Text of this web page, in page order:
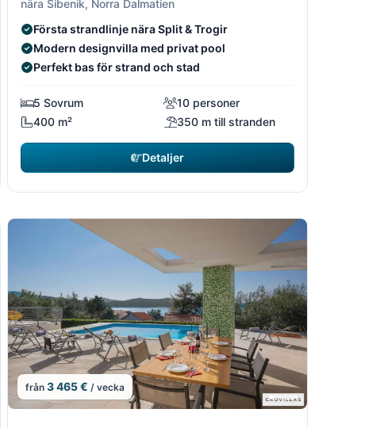
nära Sibenik, Norra Dalmatien
Första strandlinje nära Split & Trogir
Modern designvilla med privat pool
Perfekt bas för strand och stad
5 Sovrum
10 personer
400 m²
350 m till stranden
Detaljer
från3 465 € / vecka